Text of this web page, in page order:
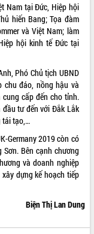
Nam tại Đức, Hiệp hội
hiến Bang; Tọa đàm
và Việt Nam; làm
hội kinh tế Đức tại
Phó Chủ tịch UBND
chu đáo, nồng hậu và
cấp đến cho tỉnh.
tư đến với Đắk Lắk
tái tạo,…
Germany 2019 còn có
Bên cạnh chương
và doanh nghiệp
dựng kế hoạch tiếp
Biện Thị Lan Dung